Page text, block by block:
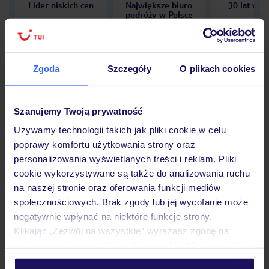
Zgoda Szczegóły O plikach cookies
Szanujemy Twoją prywatność
Używamy technologii takich jak pliki cookie w celu
poprawy komfortu użytkowania strony oraz
personalizowania wyświetlanych treści i reklam. Pliki
cookie wykorzystywane są także do analizowania ruchu
na naszej stronie oraz oferowania funkcji mediów
społecznościowych. Brak zgody lub jej wycofanie może
negatywnie wpłynąć na niektóre funkcje strony.
Klikając „Zezwól na wszystkie” wyrażasz zgodę na
personalizować swój wybór wchodząc w zakładkę
Lider niskich cen
Największe biuro
podróży w Polsce
30 lat w
Opinie
Pokoje
Wyżywienie